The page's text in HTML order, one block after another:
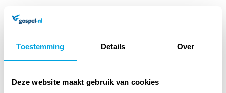
Toestemming Details Over
Deze website maakt gebruik van cookies
zendingsmogelijkheden te verkennen. Isaäc da Costa (1798-
1860) en Abraham Capadose (1795-1874), beiden bekeerde
Joden, zetten zich in Nederland in voor evangelisatie onder